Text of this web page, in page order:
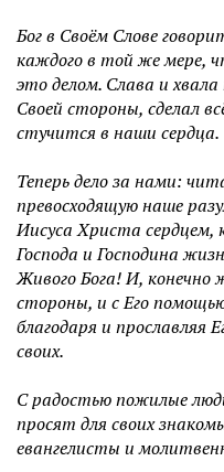
Бог в Своём Слове
каждого в той же мере,
это делом. Слава и
Своей стороны, сделал
стучится в наши сердца.
Теперь дело за нами:
превосходящую наше
Иисуса Христа сердцем,
Господа и Господина
Живого Бога!И, конечно
стороны, и с Его
благодаря и прославляя
своих.
С радостью пожилые
просят для своих
евангелисты и